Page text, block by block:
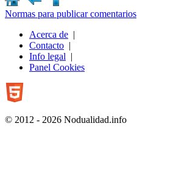
Normas para publicar comentarios
Acerca de |
Contacto |
Info legal |
Panel Cookies
© 2012 - 2026 Nodualidad.info